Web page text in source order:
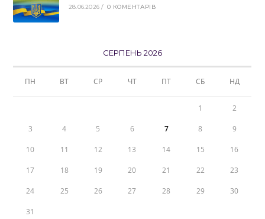
28.06.2026 / 0 КОМЕНТАРІВ
СЕРПЕНЬ 2026
ПН ВТ СР ЧТ ПТ СБ НД
1 2
3 4 5 6 7 8 9
10 11 12 13 14 15 16
17 18 19 20 21 22 23
24 25 26 27 28 29 30
31